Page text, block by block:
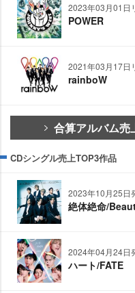
2023年03月01日
POWER
2021年03月17日
rainboW
合算アルバム売
CDシングル売上TOP3作品
2023年10月25日
絶体絶命/
2024年04月24日
ハート/FATE